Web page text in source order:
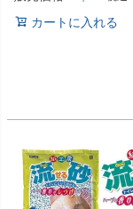
カートに入れる